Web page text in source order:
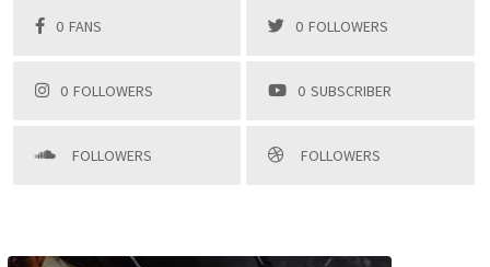
0 FANS 0 FOLLOWERS
0 FOLLOWERS 0 SUBSCRIBER
FOLLOWERS FOLLOWERS